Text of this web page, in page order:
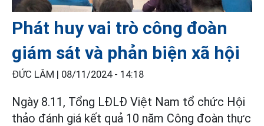
Phát huy vai trò công đoàn
giám sát và phản biện xã hội
ĐỨC LÂM | 08/11/2024 - 14:18
Ngày 8.11, Tổng LĐLĐ Việt Nam tổ chức Hội
thảo đánh giá kết quả 10 năm Công đoàn thực